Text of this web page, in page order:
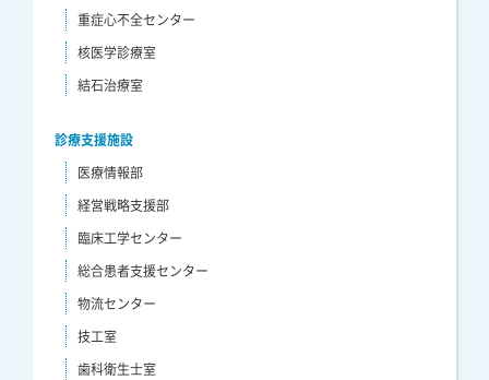
重症心不全センター
核医学診療室
結石治療室
診療支援施設
医療情報部
経営戦略支援部
臨床工学センター
総合患者支援センター
物流センター
技工室
歯科衛生士室